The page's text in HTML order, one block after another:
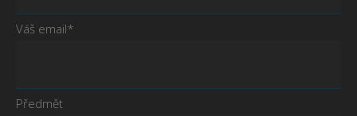
Váš email*
Předmět